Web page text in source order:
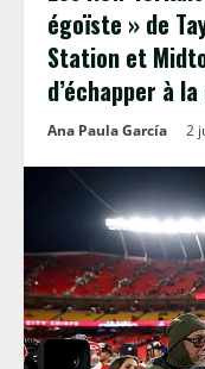
égoïste » de
Station et
d’échapper à
Ana Paula García 2